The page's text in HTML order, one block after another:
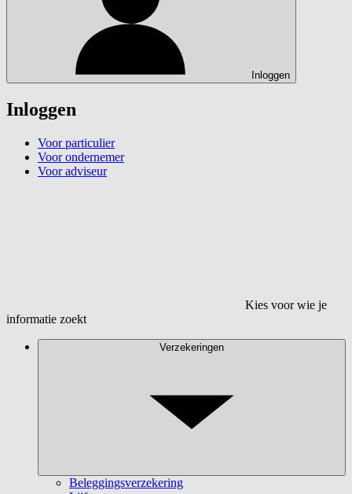
Inloggen
Inloggen
Voor particulier
Voor ondernemer
Voor adviseur
Kies voor wie je
informatie zoekt
Verzekeringen
Beleggingsverzekering